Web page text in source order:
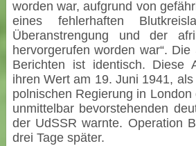
worden war, aufgrund von
eines fehlerhaften
Überanstrengung und der
hervorgerufen worden war“.
Berichten ist identisch. Diese
ihren Wert am 19. Juni 1941,
polnischen Regierung in
unmittelbar bevorstehenden
der UdSSR warnte. Operation
drei Tage später.